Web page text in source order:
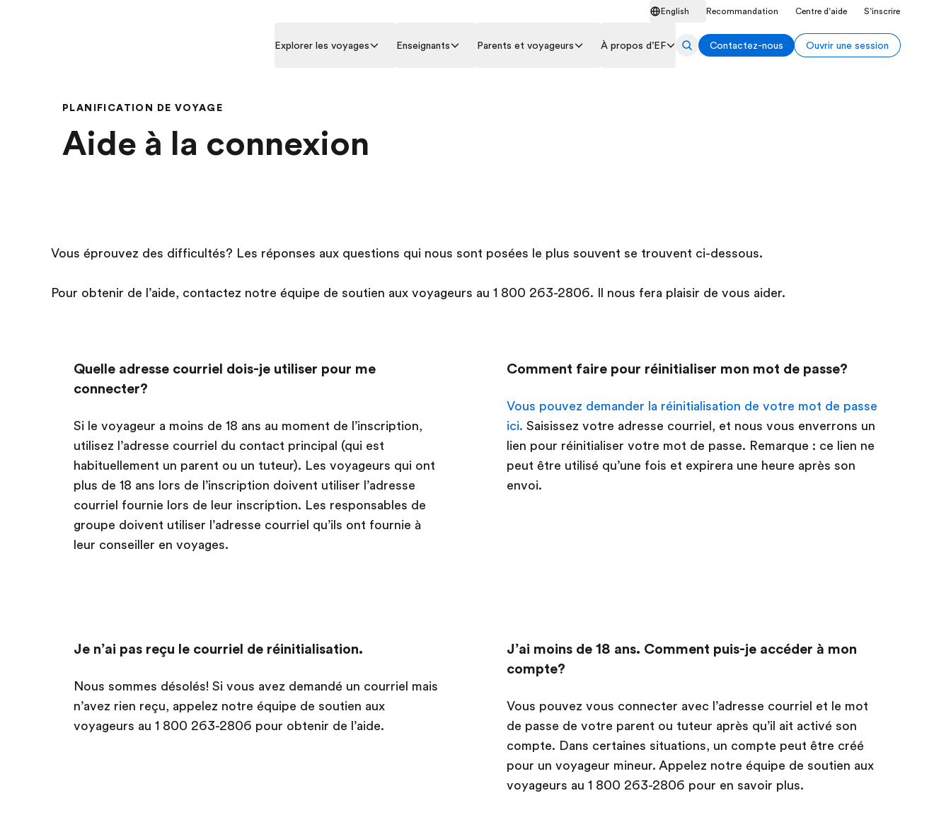
S’inscrire
Centre d’aide
Recommandation
English
Explorer les voyages Enseignants Parents et voyageurs À propos d’EF Contactez-nous Ouvrir une session
PLANIFICATION DE VOYAGE
Aide à la connexion
Vous éprouvez des difficultés? Les réponses aux questions qui nous sont posées le plus souvent se trouvent ci-dessous.
Pour obtenir de l’aide, contactez notre équipe de soutien aux voyageurs au 1 800 263-2806. Il nous fera plaisir de vous aider.
Quelle adresse courriel dois-je utiliser pour me
connecter?
Si le voyageur a moins de 18 ans au moment de l’inscription,
utilisez l’adresse courriel du contact principal (qui est
habituellement un parent ou un tuteur). Les voyageurs qui ont
plus de 18 ans lors de l’inscription doivent utiliser l’adresse
courriel fournie lors de leur inscription. Les responsables de
groupe doivent utiliser l’adresse courriel qu’ils ont fournie à
leur conseiller en voyages.
Comment faire pour réinitialiser mon mot de passe?
Vous pouvez demander la réinitialisation de votre mot de passe
ici. Saisissez votre adresse courriel, et nous vous enverrons un
lien pour réinitialiser votre mot de passe. Remarque : ce lien ne
peut être utilisé qu’une fois et expirera une heure après son
envoi.
Je n’ai pas reçu le courriel de réinitialisation.
Nous sommes désolés! Si vous avez demandé un courriel mais
n’avez rien reçu, appelez notre équipe de soutien aux
voyageurs au 1 800 263-2806 pour obtenir de l’aide.
J’ai moins de 18 ans. Comment puis-je accéder à mon
compte?
Vous pouvez vous connecter avec l’adresse courriel et le mot
de passe de votre parent ou tuteur après qu’il ait activé son
compte. Dans certaines situations, un compte peut être créé
pour un voyageur mineur. Appelez notre équipe de soutien aux
voyageurs au 1 800 263-2806 pour en savoir plus.